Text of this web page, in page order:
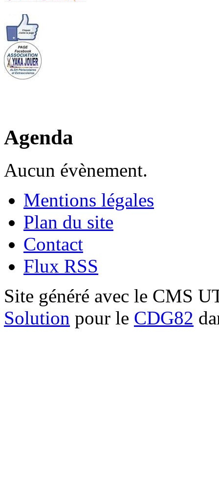
Agenda
Aucun évènement.
Mentions légales
Plan du site
Contact
Flux RSS
Site généré avec le CMS
Solution pour le CDG82